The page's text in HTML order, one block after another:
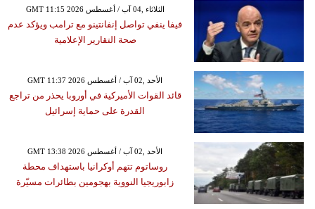
GMT 11:15 2026 الثلاثاء ,04 آب / أغسطس
فيفا ينفي تواصل إنفانتينو مع ترامب ويؤكد عدم
صحة التقارير الإعلامية
GMT 11:37 2026 الأحد ,02 آب / أغسطس
قائد القوات الأميركية في أوروبا يحذر من تراجع
القدرة على حماية إسرائيل
GMT 13:38 2026 الأحد ,02 آب / أغسطس
روساتوم تتهم أوكرانيا باستهداف محطة
زابوريجيا النووية بهجومين بطائرات مسيّرة